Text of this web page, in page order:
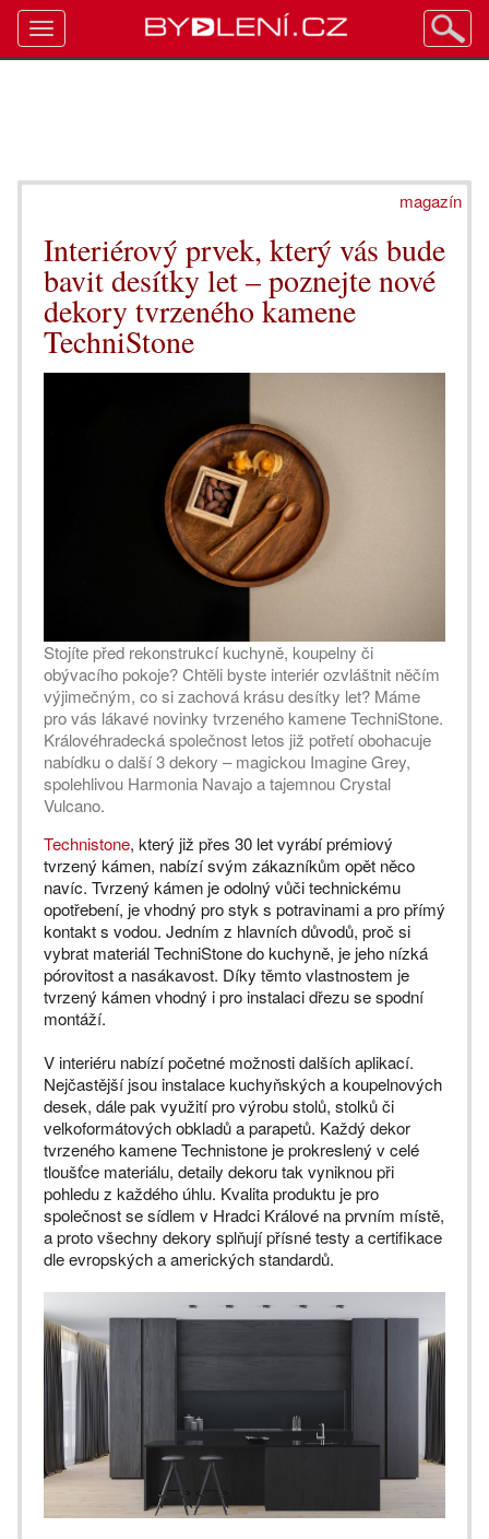
magazín
Interiérový prvek, který vás bude
bavit desítky let – poznejte nové
dekory tvrzeného kamene
TechniStone
Stojíte před rekonstrukcí kuchyně, koupelny či
obývacího pokoje? Chtěli byste interiér ozvláštnit něčím
výjimečným, co si zachová krásu desítky let? Máme
pro vás lákavé novinky tvrzeného kamene TechniStone.
Královéhradecká společnost letos již potřetí obohacuje
nabídku o další 3 dekory – magickou Imagine Grey,
spolehlivou Harmonia Navajo a tajemnou Crystal
Vulcano.
Technistone, který již přes 30 let vyrábí prémiový
tvrzený kámen, nabízí svým zákazníkům opět něco
navíc. Tvrzený kámen je odolný vůči technickému
opotřebení, je vhodný pro styk s potravinami a pro přímý
kontakt s vodou. Jedním z hlavních důvodů, proč si
vybrat materiál TechniStone do kuchyně, je jeho nízká
pórovitost a nasákavost. Díky těmto vlastnostem je
tvrzený kámen vhodný i pro instalaci dřezu se spodní
montáží.
V interiéru nabízí početné možnosti dalších aplikací.
Nejčastější jsou instalace kuchyňských a koupelnových
desek, dále pak využití pro výrobu stolů, stolků či
velkoformátových obkladů a parapetů. Každý dekor
tvrzeného kamene Technistone je prokreslený v celé
tloušťce materiálu, detaily dekoru tak vyniknou při
pohledu z každého úhlu. Kvalita produktu je pro
společnost se sídlem v Hradci Králové na prvním místě,
a proto všechny dekory splňují přísné testy a certifikace
dle evropských a amerických standardů.
Toggle
navigation